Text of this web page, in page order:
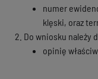
numer
klęski, oraz
Do wniosku należy
opinię